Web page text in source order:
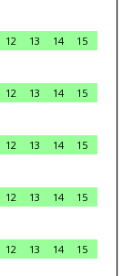
12 13 14
15
12 13 14
15
12 13 14
15
12 13 14
15
12 13 14
15